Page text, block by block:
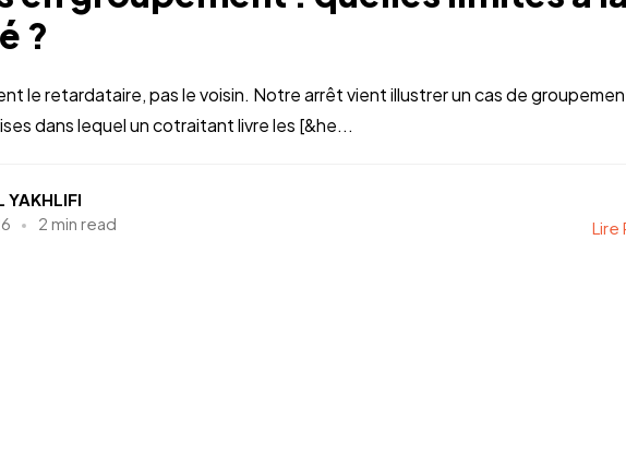
?
le retardataire, pas le voisin. Notre arrêt vient illustrer un cas de
dans lequel un cotraitant livre les [&he...
YAKHLIFI
2 min read Lire